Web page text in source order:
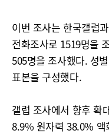
이번 조사는 한국갤럽
전화조사로 1519명을
505명을 조사했다. 성
표본을 구성했다.
갤럽 조사에서 향후 확
8.9% 원자력 38.0%